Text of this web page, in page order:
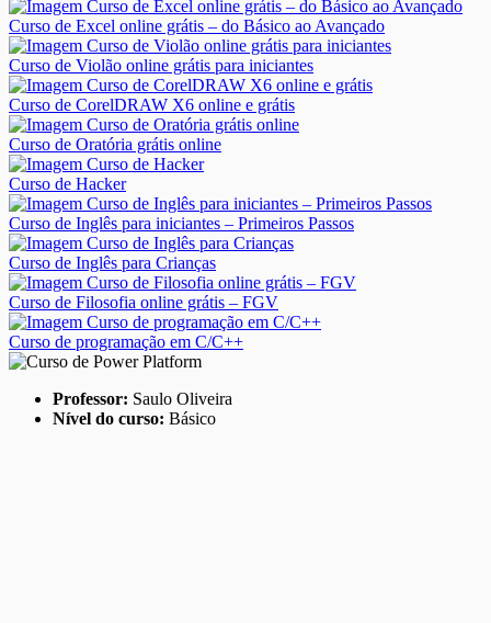
Curso de Excel online grátis – do Básico ao Avançado
Curso de Violão online grátis para iniciantes
Curso de CorelDRAW X6 online e grátis
Curso de Oratória grátis online
Curso de Hacker
Curso de Inglês para iniciantes – Primeiros Passos
Curso de Inglês para Crianças
Curso de Filosofia online grátis – FGV
Curso de programação em C/C++
Professor: Saulo Oliveira
Nível do curso: Básico